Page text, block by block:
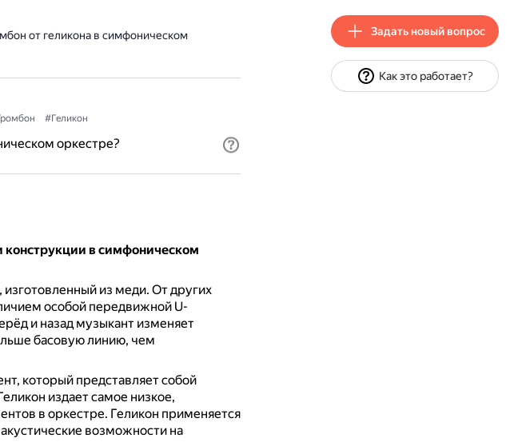
от геликона в симфоническом
#Геликон
оркестре?
конструкции в симфоническом
из меди. От других
особой передвижной U-
и назад музыкант изменяет
басовую линию, чем
который представляет собой
издает самое низкое,
в оркестре. Геликон применяется
возможности на
Задать новый вопрос
Как это работает?